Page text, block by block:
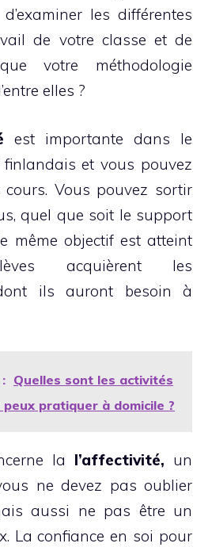
les différentes
de votre classe et de
votre méthodologie
elles ?
est importante dans le
finlandais et vous pouvez
cours. Vous pouvez sortir
quel que soit le support
même objectif est atteint
acquièrent les
ils auront besoin à
Quelles sont les activités
pratiquer à domicile ?
la l’affectivité, un
ne devez pas oublier
aussi ne pas être un
La confiance en soi pour